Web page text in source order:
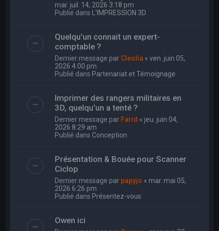
mar. juil. 14, 2026 3:18 pm
Publié dans L'IMPRESSION 3D
Quelqu'un connait un expert-
comptable ?
Dernier message par Cleolia «ven. juin 05,
2026 4:00 pm
Publié dans Partenariat et Témoignage
Imprimer des rangers militaires en
3D, quelqu'un a tenté ?
Dernier message par Farid « jeu. juin 04,
2026 8:29 am
Publié dans Conception
Présentation & Bouée pour Scanner
Ciclop
Dernier message par papyjo « mar. mai 05,
2026 6:26 pm
Publié dans Présentez-vous
Owen ici